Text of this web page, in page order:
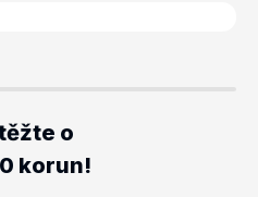
o
korun!